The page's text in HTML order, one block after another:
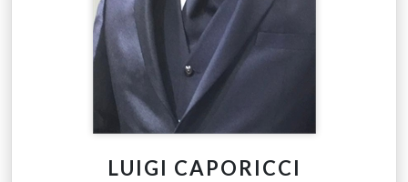
LUIGI CAPORICCI